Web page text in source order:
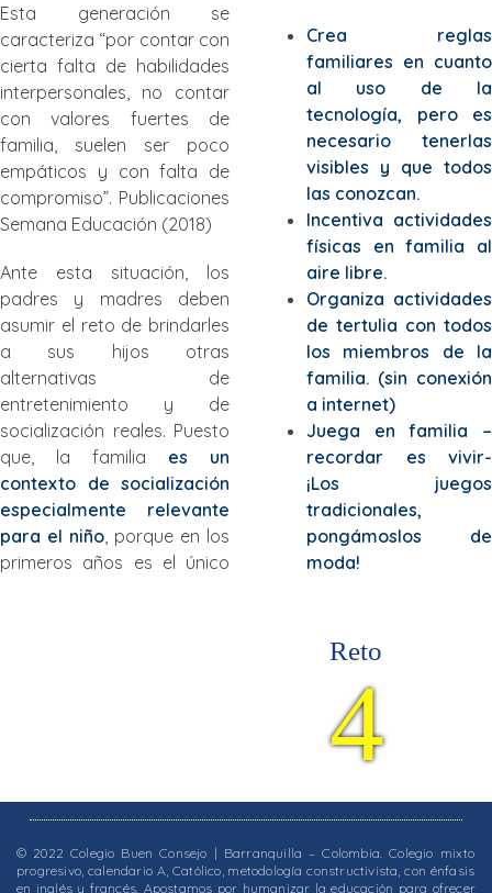
Esta generación se
caracteriza “por contar con
cierta falta de habilidades
interpersonales, no contar
con valores fuertes de
familia, suelen ser poco
empáticos y con falta de
compromiso”. Publicaciones
Semana Educación (2018)
Ante esta situación, los
padres y madres deben
asumir el reto de brindarles
a sus hijos otras
alternativas de
entretenimiento y de
socialización reales. Puesto
que, la familia es un
contexto de socialización
especialmente relevante
para el niño , porque en los
primeros años es el único
Crea reglas
familiares en cuanto
al uso de la
tecnología, pero es
necesario tenerlas
visibles y que todos
las conozcan.
Incentiva actividades
físicas en familia al
aire libre.
Organiza actividades
de tertulia con todos
los miembros de la
familia. (sin conexión
a internet)
Juega en familia –
recordar es vivir-
¡Los juegos
tradicionales,
pongámoslos de
moda!
Reto
4
© 2022 Colegio Buen Consejo | Barranquilla – Colombia. Colegio mixto
progresivo, calendario A, Católico, metodología constructivista, con énfasis
en inglés y francés. Apostamos por humanizar la educación para ofrecer